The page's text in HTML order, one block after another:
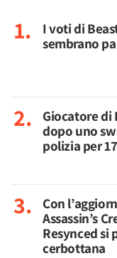
I voti di
sembrano
Giocatore di
dopo uno
polizia per
Con
Assassin’s
Resynced si
cerbottana